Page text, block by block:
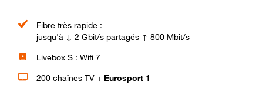
Fibre très rapide :
jusqu'à ↓ 2 Gbit/s partagés ↑ 800 Mbit/s
Livebox S : Wifi 7
200 chaînes TV + Eurosport 1